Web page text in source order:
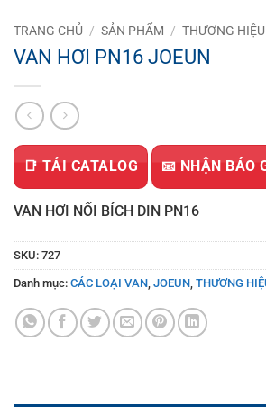
TRANG CHỦ / SẢN PHẨM / THƯƠNG HIỆU
VAN HƠI PN16 JOEUN
📑 TẢI CATALOG 📧 NHẬN BÁO
VAN HƠI NỐI BÍCH DIN PN16
SKU: 727
Danh mục: CÁC LOẠI VAN JOEUN THƯƠNG